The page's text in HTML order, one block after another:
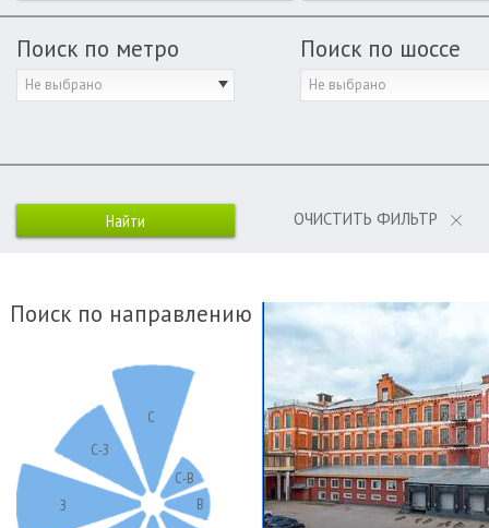
Поиск по метро
Не выбрано
Поиск по шоссе
Не выбрано
ОЧИСТИТЬ ФИЛЬТР
Поиск по направлению
С
С-В
В
З
С-З